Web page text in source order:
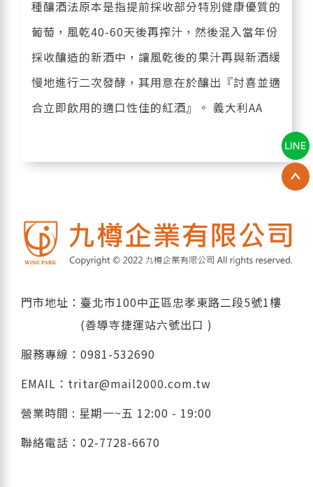
種釀酒法原本是指提前採收部分特別健康優質的
葡萄，風乾40-60天後再搾汁，然後混入當年份
採收釀造的新酒中，讓風乾後的果汁再與新酒緩
慢地進行二次發酵，其用意在於釀出『討喜並適
合立即飲用的適口性佳的紅酒』。 義大利AA
門市地址：臺北市100中正區忠孝東路二段5號1樓
(善導寺捷運站六號出口 )
服務專線： 0981-532690
EMAIL： tritar@mail2000.com.tw
營業時間 : 星期一~五 12:00 - 19:00
聯絡電話： 02-7728-6670